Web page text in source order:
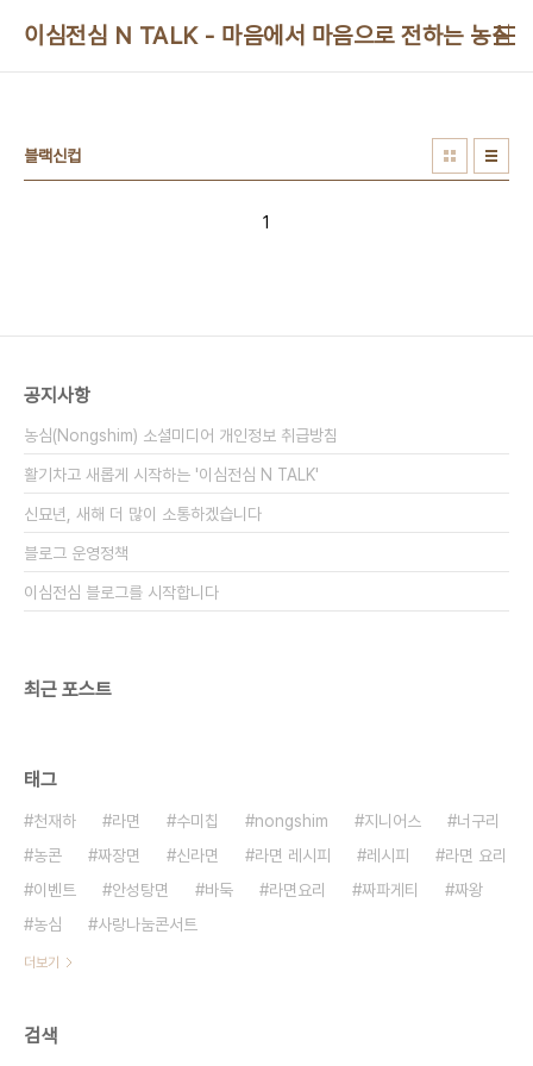
이심전심 N TALK - 마음에서 마음으로 전하는 농심
블랙신컵
1
공지사항
농심(Nongshim) 소셜미디어 개인정보 취급방침
활기차고 새롭게 시작하는 '이심전심 N TALK'
신묘년, 새해 더 많이 소통하겠습니다
블로그 운영정책
이심전심 블로그를 시작합니다
최근 포스트
태그
천재하 라면 수미칩 nongshim 지니어스
너구리
농콘
짜장면 신라면 라면 레시피 레시피
라면 요리
이벤트
안성탕면 바둑 라면요리 짜파게티
짜왕
농심
사랑나눔콘서트
더보기
검색